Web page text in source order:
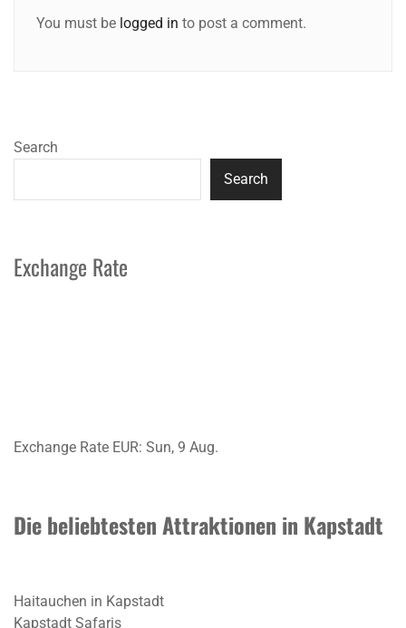
You must be logged in to post a comment.
Search
Search
Exchange Rate
Exchange Rate EUR: Sun, 9 Aug.
Die beliebtesten Attraktionen in Kapstadt
Haitauchen in Kapstadt
Kapstadt Safaris